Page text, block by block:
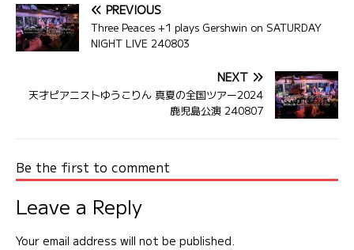
PREVIOUS
Three Peaces +1 plays Gershwin on SATURDAY
NIGHT LIVE 240803
NEXT
天才ピアニストゆうこりん 真夏の全国ツアー2024
鹿児島公演 240807
Be the first to comment
Leave a Reply
Your email address will not be published.